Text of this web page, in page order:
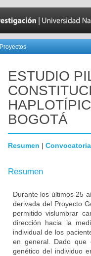
Proyectos
ESTUDIO
BOGOTÁ
Resumen | Convocatoria
Resumen
Durante los últimos 25
derivada del Proyecto
permitido vislumbrar
dirección hacia la
individual de los
en general. Dado que
genético del individuo